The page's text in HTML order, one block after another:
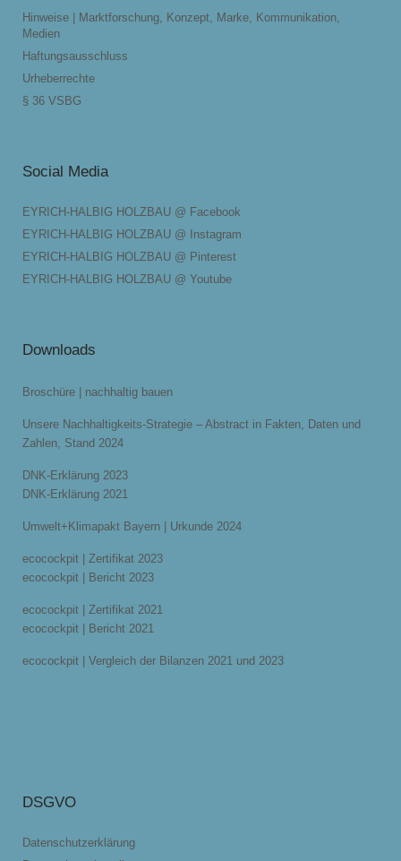
Hinweise | Marktforschung, Konzept, Marke, Kommunikation,
Medien
Haftungsausschluss
Urheberrechte
§ 36 VSBG
Social Media
EYRICH-HALBIG HOLZBAU @ Facebook
EYRICH-HALBIG HOLZBAU @ Instagram
EYRICH-HALBIG HOLZBAU @ Pinterest
EYRICH-HALBIG HOLZBAU @ Youtube
Downloads
Broschüre | nachhaltig bauen
Unsere Nachhaltigkeits-Strategie – Abstract in Fakten, Daten und
Zahlen, Stand 2024
DNK-Erklärung 2023
DNK-Erklärung 2021
Umwelt+Klimapakt Bayern | Urkunde 2024
ecocockpit | Zertifikat 2023
ecocockpit | Bericht 2023
ecocockpit | Zertifikat 2021
ecocockpit | Bericht 2021
ecocockpit | Vergleich der Bilanzen 2021 und 2023
DSGVO
Datenschutzerklärung